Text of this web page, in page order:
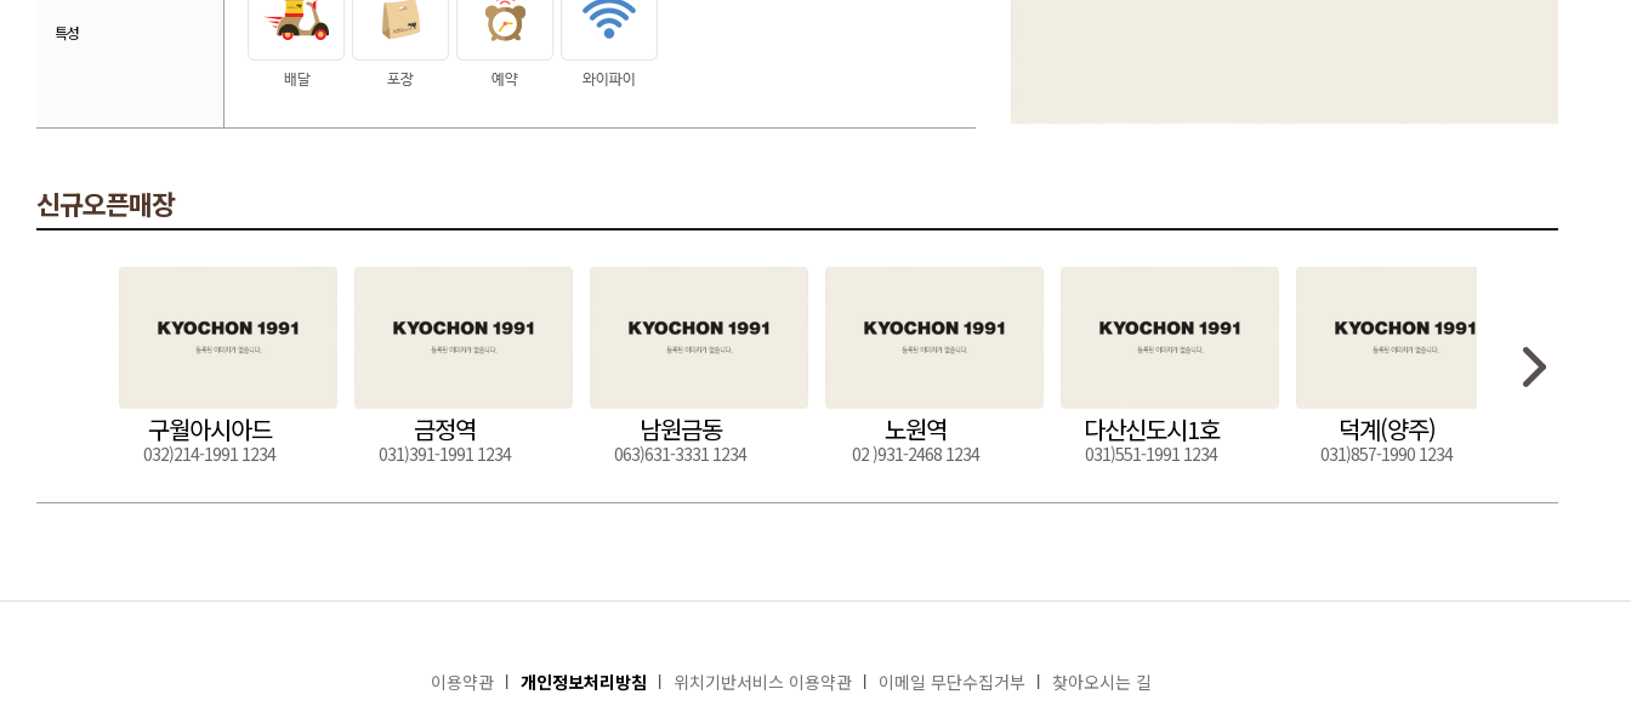
특성
신규오픈매장
구월아시아드
032)214-1991 1234
금정역
031)391-1991 1234
남원금동
063)631-3331 1234
노원역
02 )931-2468 1234
다산신도시1호
031)551-1991 1234
덕계(양주)
031)857-1990 1234
이용약관 개인정보처리방침 위치기반서비스 이용약관 이메일 무단수집거부 찾아오시는 길